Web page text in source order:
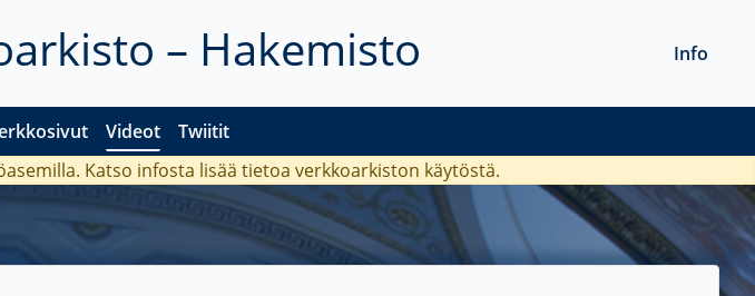
– Hakemisto
Videot Twiitit
Info
Katso infosta lisää tietoa verkkoarkiston käytöstä.